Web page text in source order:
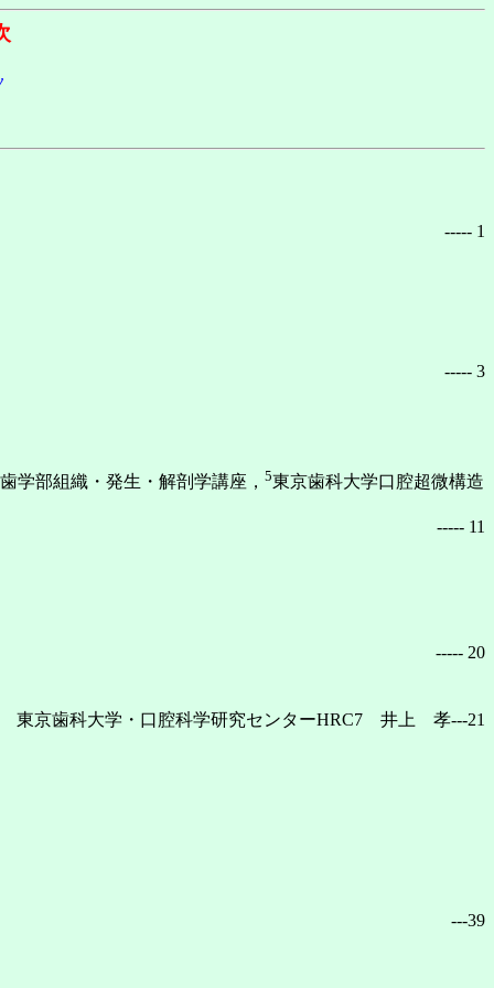
----- 1
----- 3
学部組織・発生・解剖学講座， 5東京歯科大学口腔超微構造
----- 11
----- 20
東京歯科大学・口腔科学研究センターHRC7 井上 孝---21
---39